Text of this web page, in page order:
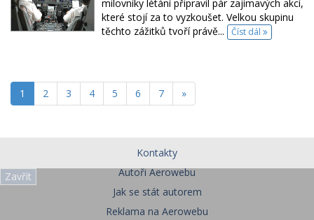
Zavřít
milovníky létání připravil pár zajímavých akcí,
které stojí za to vyzkoušet. Velkou skupinu
těchto zážitků tvoří právě...
Číst dál
1 2 3 4 5 6 7 »
Kontakty
Autoři Aerowebu
Jak se stát autorem
Reklama na Aerowebu